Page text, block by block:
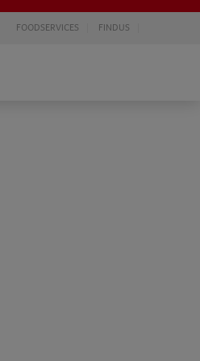
FOODSERVICES FINDUS